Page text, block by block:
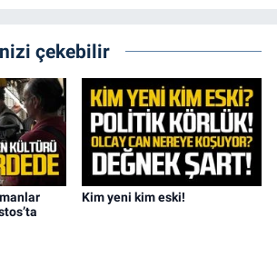
çekebilir
Kim yeni kim eski!